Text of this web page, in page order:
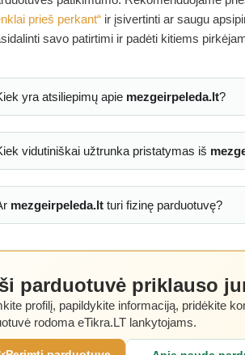
prieš perkant“ ir įsivertinti ar saugu
savo patirtimi ir padėti kitiems
yra atsiliepimų apie mezgeirpeleda.lt?
vidutiniškai užtrunka pristatymas iš
mezgeirpeleda.ltturi fizinę parduotuvę?
parduotuvė priklauso
profilį, papildykite informaciją, pridėkite
rodoma eTikra.LT lankytojams.